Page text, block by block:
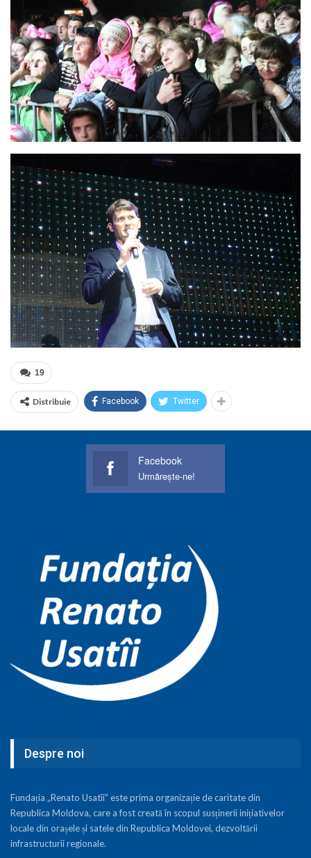
19
Distribuie Facebook Twitter
Facebook
Urmărește-ne!
Despre noi
Fundația „Renato Usatîi” este prima organizație de caritate din
Republica Moldova, care a fost creată în scopul susținerii inițiativelor
locale din orașele și satele din Republica Moldovei, dezvoltării
infrastructurii regionale.